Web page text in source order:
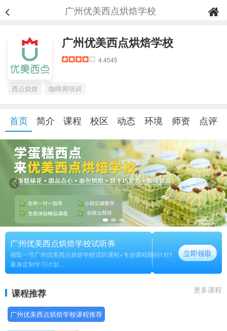
广州优美西点烘焙学校
广州优美西点烘焙学校
4.4545
西点烘焙 咖啡师培训
首页 简介 课程 校区 动态 环境 师资 点评
广州优美西点烘焙学校试听券
领取一节广州优美西点烘焙学校试听课程+专业课程顾问1对1
量身定制学习计划
长期
立即领取
课程推荐 更多课程
广州优美西点烘焙学校课程推荐